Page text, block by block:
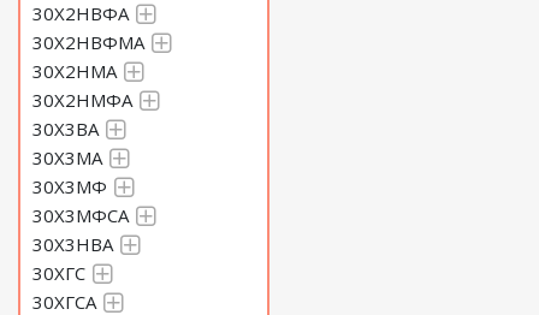
30Х2НВФА
30Х2НВФМА
30Х2НМА
30Х2НМФА
30Х3ВА
30Х3МА
30Х3МФ
30Х3МФСА
30Х3НВА
30ХГС
30ХГСА